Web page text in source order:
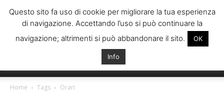
Italiani
Home Tags Orari
Questo sito fa uso di cookie per migliorare la tua esperienza
di navigazione. Accettando l’uso si può continuare la
navigazione; altrimenti si può abbandonare il sito.
OK
Info